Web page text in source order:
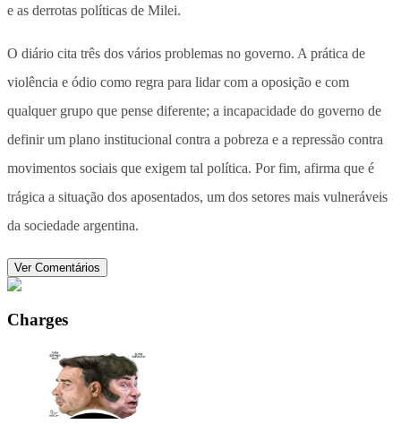
e as derrotas políticas de Milei.
O diário cita três dos vários problemas no governo. A prática de
violência e ódio como regra para lidar com a oposição e com
qualquer grupo que pense diferente; a incapacidade do governo de
definir um plano institucional contra a pobreza e a repressão contra
movimentos sociais que exigem tal política. Por fim, afirma que é
trágica a situação dos aposentados, um dos setores mais vulneráveis
da sociedade argentina.
Ver Comentários
Charges